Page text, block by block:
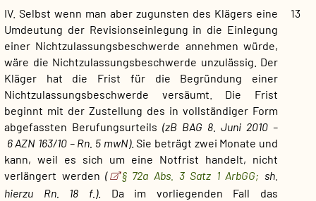
13
IV. Selbst wenn man aber zugunsten des Klägers eine
Umdeutung der Revisionseinlegung in die Einlegung
einer Nichtzulassungsbeschwerde annehmen würde,
wäre die Nichtzulassungsbeschwerde unzulässig. Der
Kläger hat die Frist für die Begründung einer
Nichtzulassungsbeschwerde versäumt. Die Frist
beginnt mit der Zustellung des in vollständiger Form
abgefassten Berufungsurteils (zB BAG 8. Juni 2010 –
6 AZN 163/10 – Rn. 5 mwN). Sie beträgt zwei Monate und
kann, weil es sich um eine Notfrist handelt, nicht
verlängert werden ( § 72a Abs. 3 Satz 1 ArbGG; sh.
hierzu Rn. 18 f.). Da im vorliegenden Fall das